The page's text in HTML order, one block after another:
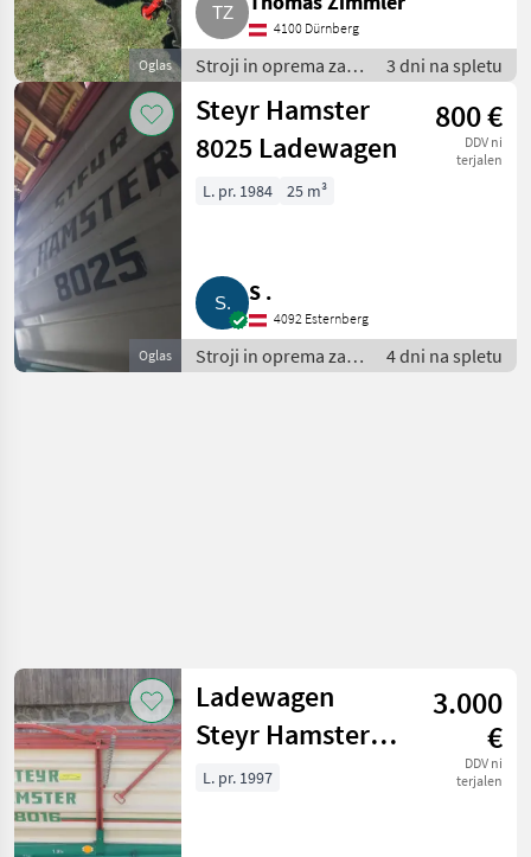
Oglas
4100 Dürnberg
Stroji in oprema za
žetev in spravilo /
Nakladalna prikolica
3 dni na spletu
Oglas
Steyr Hamster
8025 Ladewagen
800 €
DDV ni
terjalen
L. pr. 1984 25 m³
S .
4092 Esternberg
Stroji in oprema za
žetev in spravilo /
4 dni na spletu
Ladewagen
Steyr Hamster
8016
3.000
€
DDV ni
terjalen
L. pr. 1997